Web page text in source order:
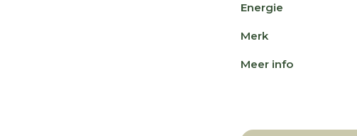
Energie
Merk
Meer info